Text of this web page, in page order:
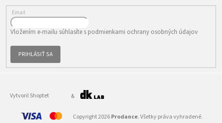
Email
Vložením e-mailu súhlasíte s podmienkami ochrany osobných údajov
PRIHLÁSIŤ SA
Vytvoril Shoptet &
Copyright 2026Prodance. Všetky práva vyhradené.